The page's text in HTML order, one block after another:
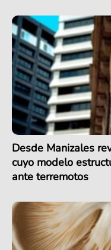
Desde Manizales
cuyo modelo
ante terremotos